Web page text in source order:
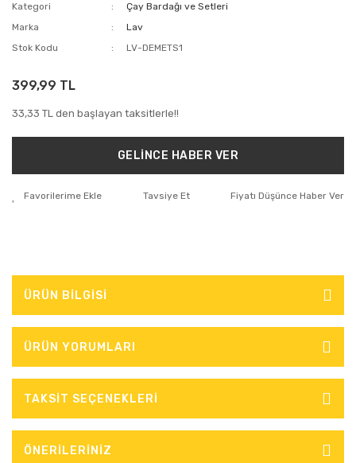
Kategori
Çay Bardağı ve Setleri
Marka
Lav
Stok Kodu
LV-DEMETS1
399,99 TL
33,33 TL den başlayan taksitlerle!!
GELİNCE HABER VER
Tavsiye Et Fiyatı Düşünce Haber Ver
ÜRÜN BİLGİSİ
ÜRÜN YORUMLARI
TAKSİT SEÇENEKLERİ
ÖNERİLERİNİZ